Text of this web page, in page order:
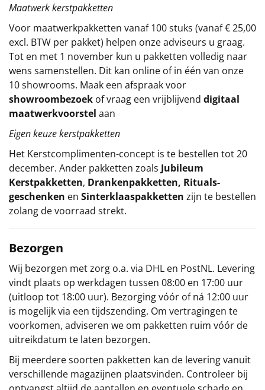
Per stuk
Alle overige
Maatwerk kerstpakketten
Voor maatwerkpakketten vanaf 100 stuks (vanaf € 25,00
excl. BTW per pakket) helpen onze adviseurs u graag.
Tot en met 1 november kun u pakketten volledig naar
wens samenstellen. Dit kan online of in één van onze
10 showrooms. Maak een afspraak voor
showroombezoek of vraag een vrijblijvend digitaal
maatwerkvoorstel aan
Eigen keuze kerstpakketten
Het Kerstcomplimenten-concept is te bestellen tot 20
december. Ander pakketten zoals Jubileum
Kerstpakketten, Drankenpakketten, Rituals-
geschenken en Sinterklaaspakketten zijn te bestellen
zolang de voorraad strekt.
Bezorgen
Wij bezorgen met zorg o.a. via DHL en PostNL. Levering
vindt plaats op werkdagen tussen 08:00 en 17:00 uur
(uitloop tot 18:00 uur). Bezorging vóór of ná 12:00 uur
is mogelijk via een tijdszending. Om vertragingen te
voorkomen, adviseren we om pakketten ruim vóór de
uitreikdatum te laten bezorgen.
Bij meerdere soorten pakketten kan de levering vanuit
verschillende magazijnen plaatsvinden. Controleer bij